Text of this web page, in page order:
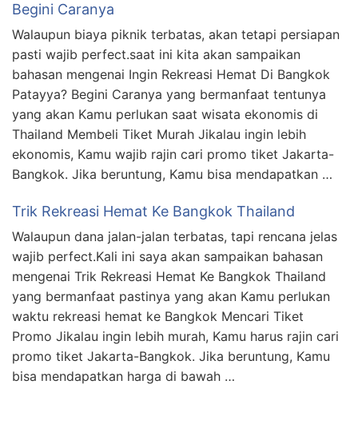
Begini Caranya
Walaupun biaya piknik terbatas, akan tetapi persiapan
pasti wajib perfect.saat ini kita akan sampaikan
bahasan mengenai Ingin Rekreasi Hemat Di Bangkok
Patayya? Begini Caranya yang bermanfaat tentunya
yang akan Kamu perlukan saat wisata ekonomis di
Thailand Membeli Tiket Murah Jikalau ingin lebih
ekonomis, Kamu wajib rajin cari promo tiket Jakarta-
Bangkok. Jika beruntung, Kamu bisa mendapatkan …
Trik Rekreasi Hemat Ke Bangkok Thailand
Walaupun dana jalan-jalan terbatas, tapi rencana jelas
wajib perfect.Kali ini saya akan sampaikan bahasan
mengenai Trik Rekreasi Hemat Ke Bangkok Thailand
yang bermanfaat pastinya yang akan Kamu perlukan
waktu rekreasi hemat ke Bangkok Mencari Tiket
Promo Jikalau ingin lebih murah, Kamu harus rajin cari
promo tiket Jakarta-Bangkok. Jika beruntung, Kamu
bisa mendapatkan harga di bawah …